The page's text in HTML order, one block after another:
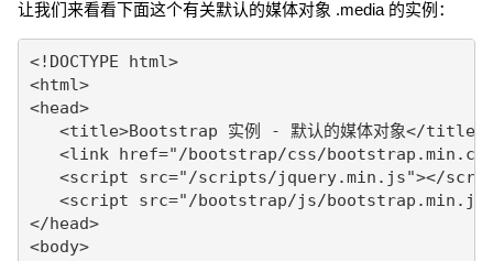
让我们来看看下面这个有关默认的媒体对象 .media 的实例：
<!DOCTYPE html>
<html>
<head>
   <title>Bootstrap 实例 - 默认的媒体对象</title>
<link href="/bootstrap/css/
<script src="/scripts/jquery.min.js"></
<script src="/bootstrap/js/
</head>
<body>